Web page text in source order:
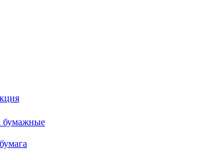
бумажные